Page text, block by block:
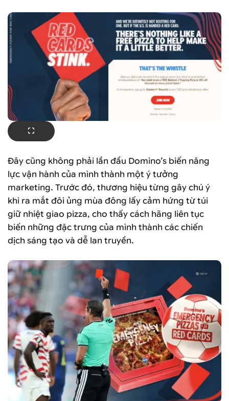
Đây cũng không phải lần đầu Domino’s biến năng
lực vận hành của mình thành một ý tưởng
marketing. Trước đó, thương hiệu từng gây chú ý
khi ra mắt đôi ủng mùa đông lấy cảm hứng từ túi
giữ nhiệt giao pizza, cho thấy cách hãng liên tục
biến những đặc trưng của mình thành các chiến
dịch sáng tạo và dễ lan truyền.